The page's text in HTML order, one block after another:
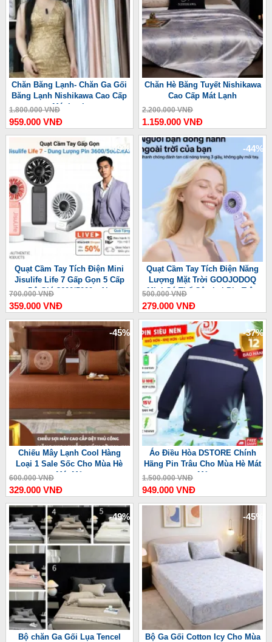
Chăn Băng Lạnh- Chăn Ga Gối
Băng Lạnh Nishikawa Cao Cấp
Mát Lạnh
1.800.000 VNĐ
959.000 VNĐ
Chăn Hè Băng Tuyết Nishikawa
Cao Cấp Mát Lạnh
2.200.000 VNĐ
1.159.000 VNĐ
-49%
Quạt Cầm Tay Tích Điện Mini
Jisulife Life 7 Gấp Gọn 5 Cấp
Độ Gió 3600/5000mAh
700.000 VNĐ
359.000 VNĐ
-44%
Quạt Cầm Tay Tích Điện Năng
Lượng Mặt Trời GOOJODOQ
Mini Có Thể Gập Lại Pin Trâu
3600 mAh
500.000 VNĐ
279.000 VNĐ
-45%
Chiếu Mây Lạnh Cool Hàng
Loại 1 Sale Sốc Cho Mùa Hè
Mát Mẻ
600.000 VNĐ
329.000 VNĐ
-37%
Áo Điều Hòa DSTORE Chính
Hãng Pin Trâu Cho Mùa Hè Mát
Mẻ
1.500.000 VNĐ
949.000 VNĐ
-49%
Bộ chăn Ga Gối Lụa Tencel
-45%
Bộ Ga Gối Cotton Icy Cho Mùa